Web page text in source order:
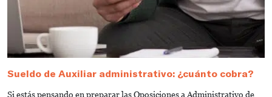
Sueldo de Auxiliar administrativo: ¿cuánto cobra?
Si estás pensando en preparar las Oposiciones a Administrativo de